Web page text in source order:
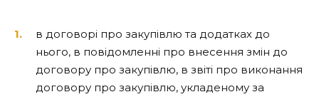
в договорі про закупівлю та додатках до
нього, в повідомленні про внесення змін до
договору про закупівлю, в звіті про виконання
договору про закупівлю, укладеному за